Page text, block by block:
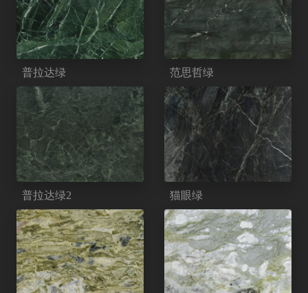
普拉达绿 范思哲绿
普拉达绿2 猫眼绿